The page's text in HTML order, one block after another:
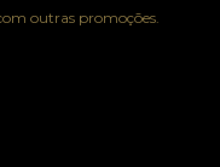
outras promoções.